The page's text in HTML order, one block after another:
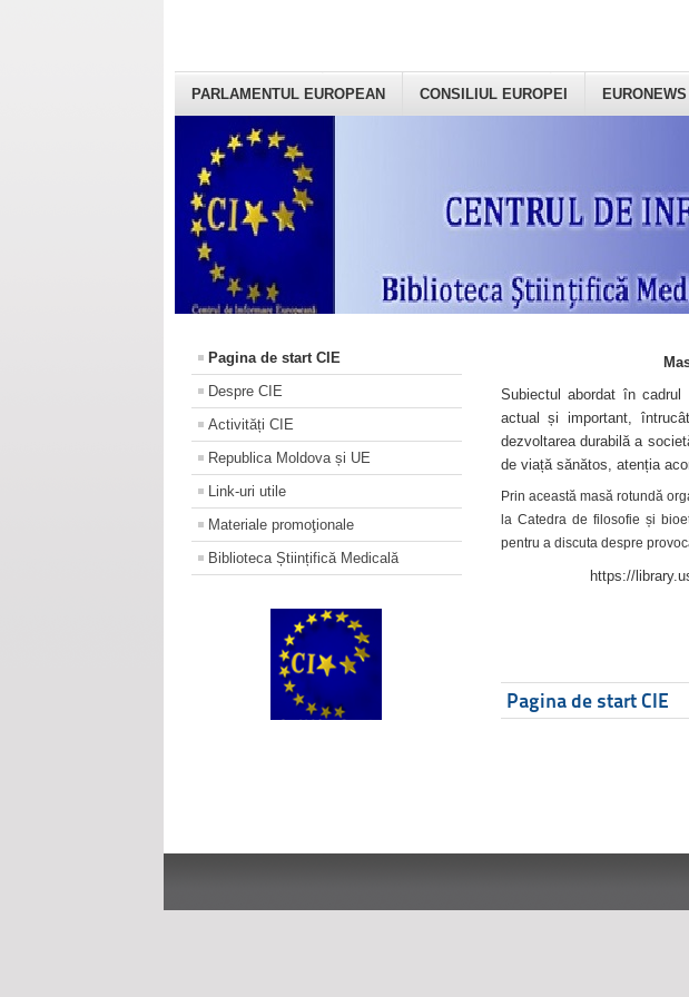
PARLAMENTUL EUROPEAN CONSILIUL EUROPEI EURONEWS
Pagina de start CIE
Despre CIE
Activități CIE
Republica Moldova și UE
Link-uri utile
Materiale promoţionale
Biblioteca Științifică Medicală
Subiectul abordat în cadrul
actual și important,
dezvoltarea durabilă a
de viață sănătos, atenția
Prin această masă rotundă
la Catedra de filosofie și
pentru a discuta despre
https://
Pagina de start CIE